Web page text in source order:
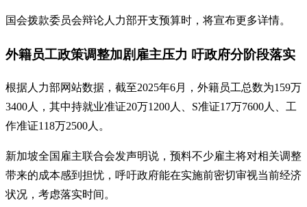
国会拨款委员会辩论人力部开支预算时，将宣布更多详情。
外籍员工政策调整加剧雇主压力 吁政府分阶段落实
根据人力部网站数据，截至2025年6月，外籍员工总数为159万
3400人，其中持就业准证20万1200人、S准证17万7600人、工
作准证118万2500人。
新加坡全国雇主联合会发声明说，预料不少雇主将对相关调整
带来的成本感到担忧，呼吁政府能在实施前密切审视当前经济
状况，考虑落实时间。